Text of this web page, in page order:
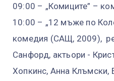
09:00 – „Комиците” –
10:00 – „12 мъже по
комедия (САЩ, 2009),
Санфорд, актьори -
Хопкинс, Анна Клъмски,